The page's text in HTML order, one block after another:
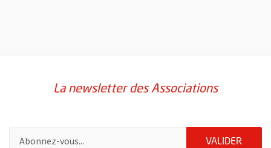
La newsletter des Associations
VALIDER